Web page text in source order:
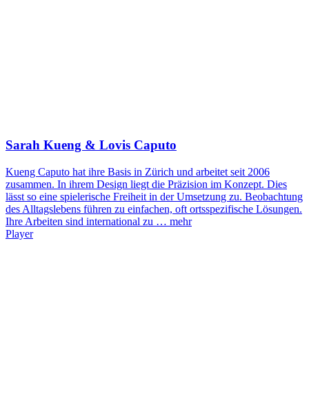
Sarah Kueng & Lovis Caputo
Kueng Caputo hat ihre Basis in Zürich und arbeitet seit 2006
zusammen. In ihrem Design liegt die Präzision im Konzept. Dies
lässt so eine spielerische Freiheit in der Umsetzung zu. Beobachtung
des Alltagslebens führen zu einfachen, oft ortsspezifische Lösungen.
Ihre Arbeiten sind international zu … mehr
Player